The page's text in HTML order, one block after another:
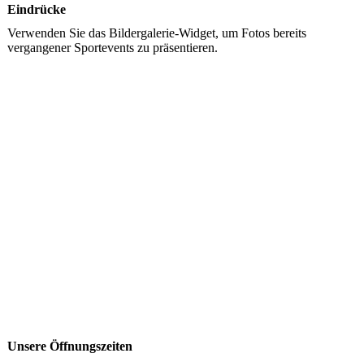
Eindrücke
Verwenden Sie das Bildergalerie-Widget, um Fotos bereits
vergangener Sportevents zu präsentieren.
Unsere Öffnungszeiten